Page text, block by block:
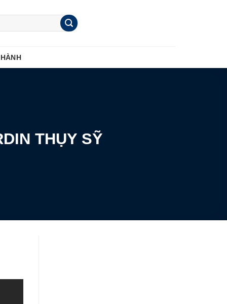
THỤY SỸ